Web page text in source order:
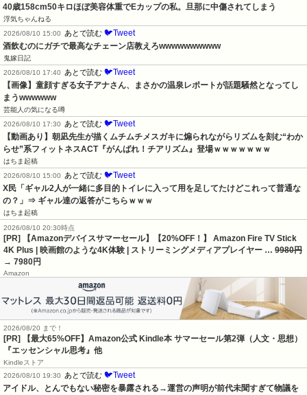
40歳158cm50キロほぼ美容体重でEカップの私。旦那に中傷されてしまう
浮気ちゃんねる
2026/08/10 15:00
あとで読む 🐦Tweet
酒飲むのにガチで最高なチェーン店教えろwwwwwwwwww
鬼嫁日記
2026/08/10 17:40
あとで読む 🐦Tweet
【画像】童顔すぎる女子アナさん、まさかの温泉レポートが話題騒然となってし
まうwwwwww
芸能人の気になる噂
2026/08/10 17:30
あとで読む 🐦Tweet
【動画あり】朝凪先生が描くムチムチメスガキに煽られながらリズムを刻む“わか
らせ”系フィットネスACT『がんばれ！チアリズム』登場ｗｗｗｗｗｗｗ
はちま起稿
2026/08/10 15:00
あとで読む 🐦Tweet
X民「ギャル2人が一緒に多目的トイレに入って用を足してたけどこれって普通な
の？」⇒ ギャル達の返答がこちらｗｗｗ
はちま起稿
2026/08/10 20:30時点
[PR] 【Amazonデバイスサマーセール】【20%OFF！】 Amazon Fire TV Stick
4K Plus | 映画館のような4K体験 | ストリーミングメディアプレイヤー … 9980円
→ 7980円
Amazon
2026/08/20 まで！
[PR]
【最大65%OFF】Amazon公式 Kindle本 サマーセール第2弾（人文・思想）
『エッセンシャル思考』他
Kindleストア
2026/08/10 19:30
あとで読む 🐦Tweet
アイドル、とんでもない秘密を暴露される→運営の声明が前代未聞すぎて物議を